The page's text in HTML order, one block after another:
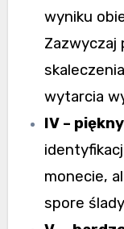
wyniku
Zazwyczaj
wytarcia
IV –
monecie,
spore